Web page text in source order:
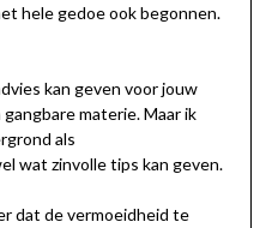
hele gedoe ook begonnen.
kan geven voor jouw
materie. Maar ik
als
wat zinvolle tips kan geven.
dat de vermoeidheid te